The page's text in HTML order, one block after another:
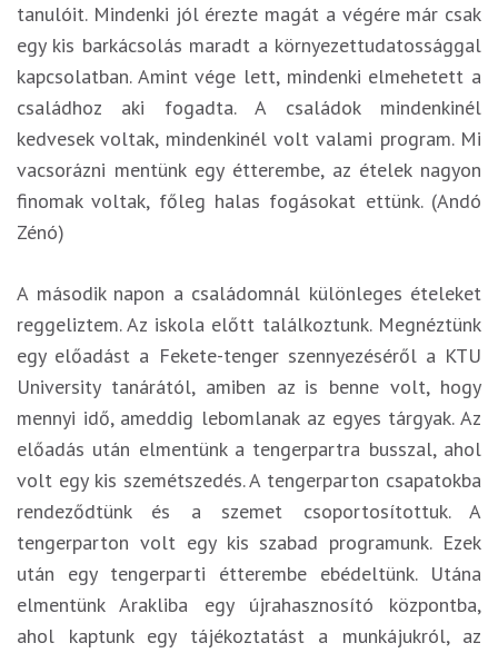
tanulóit. Mindenki jól érezte magát a végére már csak
egy kis barkácsolás maradt a környezettudatossággal
kapcsolatban. Amint vége lett, mindenki elmehetett a
családhoz aki fogadta. A családok mindenkinél
kedvesek voltak, mindenkinél volt valami program. Mi
vacsorázni mentünk egy étterembe, az ételek nagyon
finomak voltak, főleg halas fogásokat ettünk. (Andó
Zénó)
A második napon a családomnál különleges ételeket
reggeliztem. Az iskola előtt találkoztunk. Megnéztünk
egy előadást a Fekete-tenger szennyezéséről a KTU
University tanárától, amiben az is benne volt, hogy
mennyi idő, ameddig lebomlanak az egyes tárgyak. Az
előadás után elmentünk a tengerpartra busszal, ahol
volt egy kis szemétszedés. A tengerparton csapatokba
rendeződtünk és a szemet csoportosítottuk. A
tengerparton volt egy kis szabad programunk. Ezek
után egy tengerparti étterembe ebédeltünk. Utána
elmentünk Arakliba egy újrahasznosító központba,
ahol kaptunk egy tájékoztatást a munkájukról, az